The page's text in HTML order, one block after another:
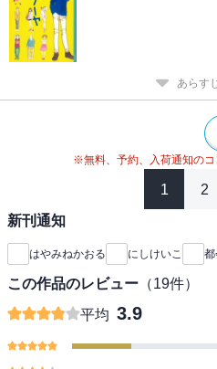
あらす
※無料、予約、入荷通知のコ
1 2
新刊通知
はやみねかおる にしけいこ 都
この作品のレビュー （19件）
平均 3.9